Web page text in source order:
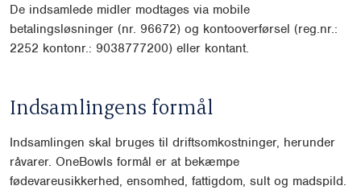
De indsamlede midler modtages via mobile
betalingsløsninger (nr. 96672) og kontooverførsel (reg.nr.:
2252 kontonr.: 9038777200) eller kontant.
Indsamlingens formål
Indsamlingen skal bruges til driftsomkostninger, herunder
råvarer. OneBowls formål er at bekæmpe
fødevareusikkerhed, ensomhed, fattigdom, sult og madspild.